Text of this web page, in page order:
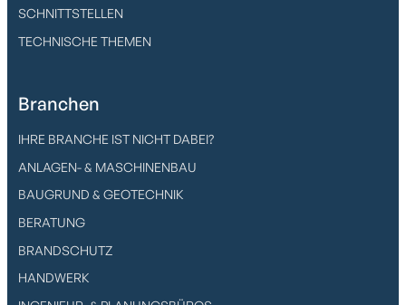
SCHNITTSTELLEN
TECHNISCHE THEMEN
Branchen
IHRE BRANCHE IST NICHT DABEI?
ANLAGEN- & MASCHINENBAU
BAUGRUND & GEOTECHNIK
BERATUNG
BRANDSCHUTZ
HANDWERK